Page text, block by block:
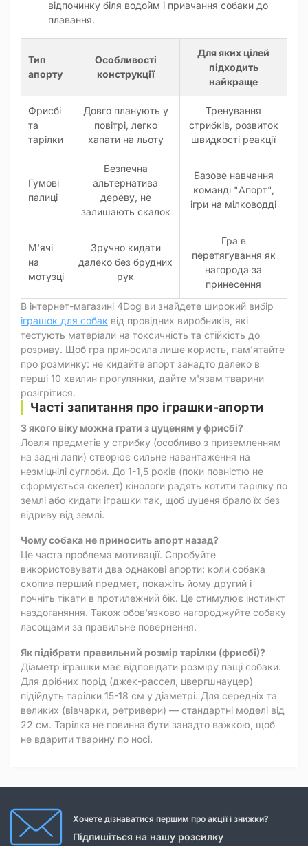
відпочинку біля водойм і привчання собаки до
плавання.
Тип
апорту
Особливості
конструкції
Для яких цілей
підходить
найкраще
Фрисбі
та
тарілки
Довго планують у
повітрі, легко
хапати на льоту
Тренування
стрибків, розвиток
швидкості реакції
Гумові
палиці
Безпечна
альтернатива
дереву, не
залишають скалок
Базове навчання
команді "Апорт",
ігри на мілководді
М'ячі
на
мотузці
Зручно кидати
далеко без брудних
рук
Гра в
перетягування як
нагорода за
принесення
В інтернет-магазині 4Dog ви знайдете широкий вибір
іграшок для собак від провідних виробників, які
тестують матеріали на токсичність та стійкість до
розриву. Щоб гра приносила лише користь, пам'ятайте
про розминку: не кидайте апорт занадто далеко в
перші 10 хвилин прогулянки, дайте м'язам тварини
розігрітися.
Часті запитання про іграшки-апорти
З якого віку можна грати з цуценям у фрисбі?
Ловля предметів у стрибку (особливо з приземленням
на задні лапи) створює сильне навантаження на
незміцнілі суглоби. До 1-1,5 років (поки повністю не
сформується скелет) кінологи радять котити тарілку по
землі або кидати іграшки так, щоб цуценя брало їх без
відриву від землі.
Чому собака не приносить апорт назад?
Це часта проблема мотивації. Спробуйте
використовувати два однакові апорти: коли собака
схопив перший предмет, покажіть йому другий і
почніть тікати в протилежний бік. Це стимулює інстинкт
наздоганяння. Також обов'язково нагороджуйте собаку
ласощами за правильне повернення.
Як підібрати правильний розмір тарілки (фрисбі)?
Діаметр іграшки має відповідати розміру пащі собаки.
Для дрібних порід (джек-рассел, цвергшнауцер)
підійдуть тарілки 15-18 см у діаметрі. Для середніх та
великих (вівчарки, ретривери) — стандартні моделі від
22 см. Тарілка не повинна бути занадто важкою, щоб
не вдарити тварину по носі.
Хочете дізнаватися першим про акції і знижки?
Підпишіться на нашу розсилку